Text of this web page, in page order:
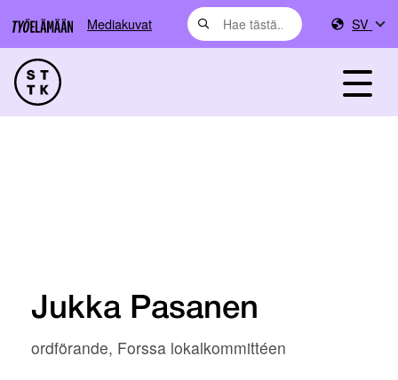
Mediakuvat SV
Jukka Pasanen
ordförande, Forssa lokalkommittéen